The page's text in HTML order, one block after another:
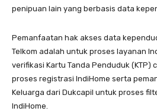
penipuan lain yang berbasis data
Pemanfaatan hak akses data
Telkom adalah untuk proses layanan
verifikasi Kartu Tanda Penduduk (KTP)
proses registrasi IndiHome serta
Keluarga dari Dukcapil untuk proses
IndiHome.